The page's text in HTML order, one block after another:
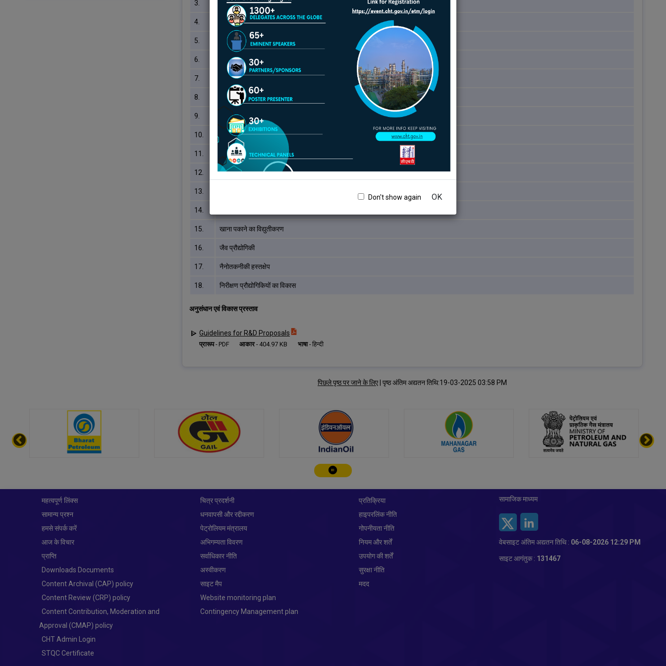
Don't show again OK
3. घरेलू जीवाश्म ऊर्जा: शेल गैस, गैस हाइड्रेट, कोल बेड मीथेन, आदि।
4. कोयला, पेट-कोक, बायोमास, अपशिष्ट आदि का गैसीकरण।
5. उद्योग 4.0: दक्षता में सुधार के लिए
6. जल संरक्षण/अपशिष्ट जल उपचार
7. जैव-ईंधन: लागत प्रभावी बायोमास और जैव-तेल मूल्यांकन
8. अपशिष्ट: घरेलू, नगरपालिका, सीवेज, प्लास्टिक, कृषि, औद्योगिक मूल्यांकन
9. सिनगैस का मूल्यांकन
10. हाइड्रोजन उत्पादन और भंडारण
11. एचसीएनजी: मिश्रण और पाइपलाइन परिवहन
12. बैटरियां एवं ऊर्जा भंडारण प्रणालियाँ
13.
14.
15. खाना पकाने का विद्युतीकरण
16. जैव प्रौद्योगिकी
17. नैनोतकनीकी हस्तक्षेप
18. निरीक्षण प्रौद्योगिकियों का विकास
अनुसंधान एवं विकास प्रस्ताव
Guidelines for R&D Proposals
प्रारूप- PDF आकार- 404.97 KB भाषा-हिन्दी
पिछले पृष्ठ पर जाने के लिए पृष्ठ अंतिम अद्यतन तिथि:19-03-2025 03:58 PM
चालू करे/रोके
महत्वपूर्ण लिंक्स
सामान्य प्रश्न
हमसे संपर्क करें
आज के विचार
प्राप्ति
Downloads Documents
Content Archival (CAP) policy
Content Review (CRP) policy
Content Contribution, Moderation and
Approval (CMAP) policy
CHT Admin Login
STQC Certificate
चित्र प्रदर्शनी
धनवापसी और रद्दीकरण
पेट्रोलियम मंत्रालय
अभिगम्यता विवरण
सर्वाधिकार नीति
अस्वीकरण
साइट मैप
Website monitoring plan
Contingency Management plan
प्रतिक्रिया
हाइपरलिंक नीति
गोपनीयता नीति
नियम और शर्तें
उपयोग की शर्तें
सुरक्षा नीति
मदद
सामाजिक माध्यम
वेबसाइट अंतिम अद्यतन तिथि : 06-08-2026 12:29 PM
साइट आगंतुक : 131467